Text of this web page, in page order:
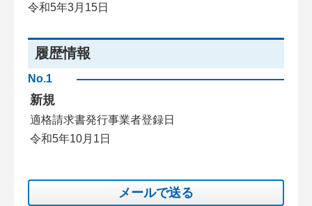
令和5年3月15日
履歴情報
No.1
新規
適格請求書発行事業者登録日
令和5年10月1日
メールで送る